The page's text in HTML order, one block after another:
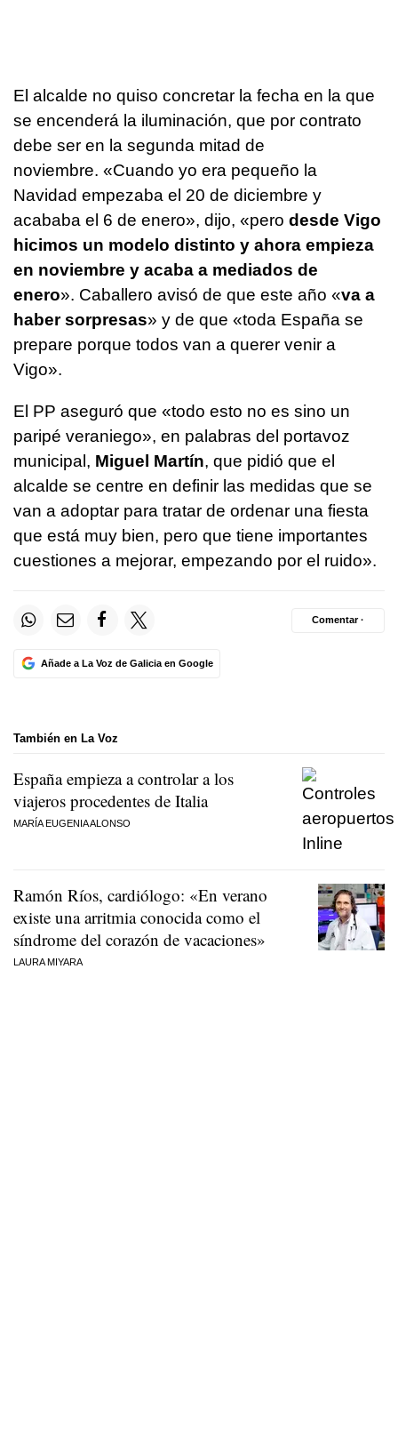
El alcalde no quiso concretar la fecha en la que
se encenderá la iluminación, que por contrato
debe ser en la segunda mitad de
noviembre. «Cuando yo era pequeño la
Navidad empezaba el 20 de diciembre y
acababa el 6 de enero», dijo, «pero desde Vigo
hicimos un modelo distinto y ahora empieza
en noviembre y acaba a mediados de
enero». Caballero avisó de que este año «va a
haber sorpresas» y de que «toda España se
prepare porque todos van a querer venir a
Vigo».
El PP aseguró que «todo esto no es sino un
paripé veraniego», en palabras del portavoz
municipal, Miguel Martín, que pidió que el
alcalde se centre en definir las medidas que se
van a adoptar para tratar de ordenar una fiesta
que está muy bien, pero que tiene importantes
cuestiones a mejorar, empezando por el ruido».
Añade a La Voz de Galicia en Google
Comentar ·
También en La Voz
España empieza a controlar a los
viajeros procedentes de Italia
MARÍA EUGENIA ALONSO
Ramón Ríos, cardiólogo: «En verano
existe una arritmia conocida como el
síndrome del corazón de vacaciones»
LAURA MIYARA